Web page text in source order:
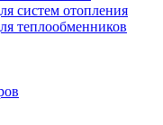
систем отопления
теплообменников